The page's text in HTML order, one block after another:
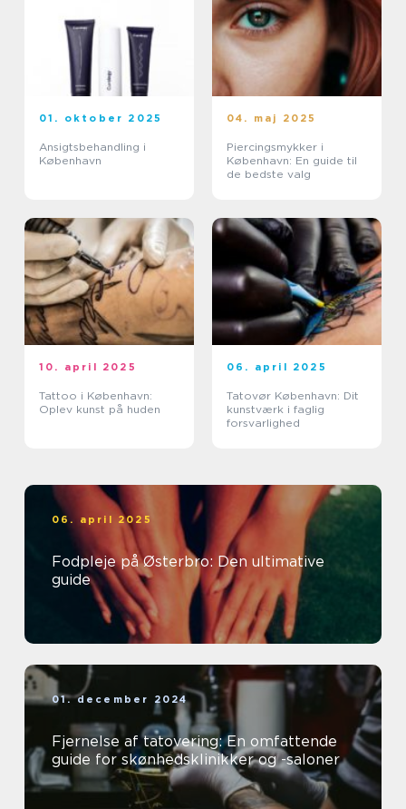
01. oktober 2025
Ansigtsbehandling i
København
04. maj 2025
Piercingsmykker i
København: En guide til
de bedste valg
10. april 2025
Tattoo i København:
Oplev kunst på huden
06. april 2025
Tatovør København: Dit
kunstværk i faglig
forsvarlighed
06. april 2025
Fodpleje på Østerbro: Den ultimative
guide
01. december 2024
Fjernelse af tatovering: En omfattende
guide for skønhedsklinikker og -saloner